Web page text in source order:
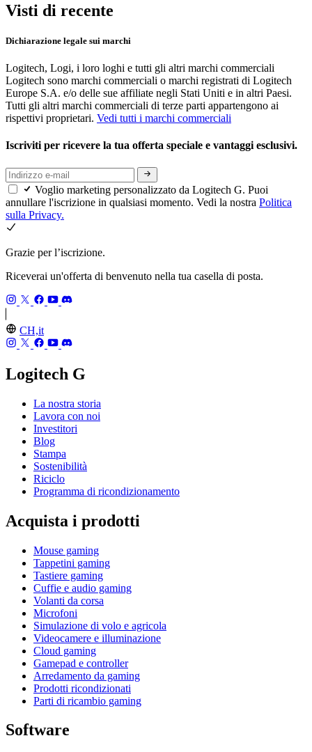
Visti di recente
Dichiarazione legale sui marchi
Logitech, Logi, i loro loghi e tutti gli altri marchi commerciali
Logitech sono marchi commerciali o marchi registrati di Logitech
Europe S.A. e/o delle sue affiliate negli Stati Uniti e in altri Paesi.
Tutti gli altri marchi commerciali di terze parti appartengono ai
rispettivi proprietari. Vedi tutti i marchi commerciali
Iscriviti per ricevere la tua offerta speciale e vantaggi esclusivi.
Voglio marketing personalizzato da Logitech G. Puoi
annullare l'iscrizione in qualsiasi momento. Vedi la nostra Politica
sulla Privacy.
Grazie per l’iscrizione.
Riceverai un'offerta di benvenuto nella tua casella di posta.
CH,it
Logitech G
La nostra storia
Lavora con noi
Investitori
Blog
Stampa
Sostenibilità
Riciclo
Programma di ricondizionamento
Acquista i prodotti
Mouse gaming
Tappetini gaming
Tastiere gaming
Cuffie e audio gaming
Volanti da corsa
Microfoni
Simulazione di volo e agricola
Videocamere e illuminazione
Cloud gaming
Gamepad e controller
Arredamento da gaming
Prodotti ricondizionati
Parti di ricambio gaming
Software